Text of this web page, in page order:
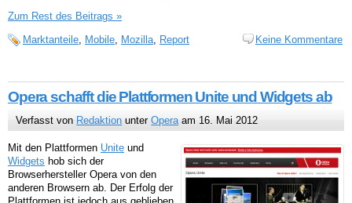
Zum Rest des Beitrags »
Marktanteile
Mobile Mozilla Report Keine Kommentare
Opera schafft die Plattformen Unite und Widgets ab
Verfasst von Redaktion unterOperaam 16. Mai 2012
Mit den Plattformen Unite und
Widgets hob sich der
Browserhersteller Opera von den
anderen Browsern ab. Der Erfolg der